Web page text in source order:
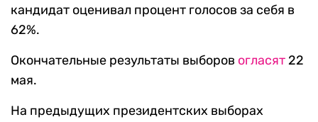
кандидат оценивал процент голосов за себя в
62%.
Окончательные результаты выборов огласят22
мая.
На предыдущих президентских выборах